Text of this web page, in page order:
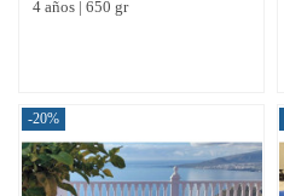
4 años | 650 gr
-20%